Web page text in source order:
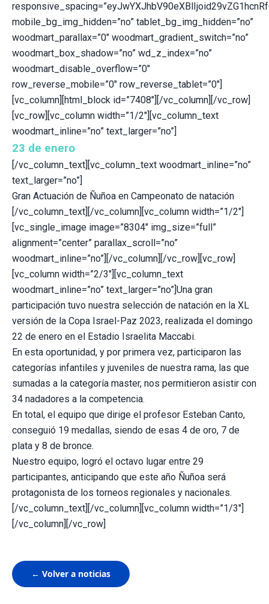
mobile_bg_img_hidden=”no” tablet_bg_img_hidden=”no”
woodmart_parallax=”0″ woodmart_gradient_switch=”no”
woodmart_box_shadow=”no” wd_z_index=”no”
woodmart_disable_overflow=”0″
row_reverse_mobile=”0″ row_reverse_tablet=”0″]
[vc_column][html_block id=”7408″][/vc_column][/vc_row]
[vc_row][vc_column width=”1/2″][vc_column_text
woodmart_inline=”no” text_larger=”no”]
23 de enero
[/vc_column_text][vc_column_text woodmart_inline=”no”
text_larger=”no”]
Gran Actuación de Ñuñoa en Campeonato de natación
[/vc_column_text][/vc_column][vc_column width=”1/2″]
[vc_single_image image=”8304″ img_size=”full”
alignment=”center” parallax_scroll=”no”
woodmart_inline=”no”][/vc_column][/vc_row][vc_row]
[vc_column width=”2/3″][vc_column_text
woodmart_inline=”no” text_larger=”no”]Una gran
participación tuvo nuestra selección de natación en la XL
versión de la Copa Israel-Paz 2023, realizada el domingo
22 de enero en el Estadio Israelita Maccabi.
En esta oportunidad, y por primera vez, participaron las
categorías infantiles y juveniles de nuestra rama, las que
sumadas a la categoría master, nos permitieron asistir con
34 nadadores a la competencia.
En total, el equipo que dirige el profesor Esteban Canto,
conseguió 19 medallas, siendo de esas 4 de oro, 7 de
plata y 8 de bronce.
Nuestro equipo, logró el octavo lugar entre 29
participantes, anticipando que este año Ñuñoa será
protagonista de los torneos regionales y nacionales.
[/vc_column_text][/vc_column][vc_column width=”1/3″]
[/vc_column][/vc_row]
← Volver a noticias